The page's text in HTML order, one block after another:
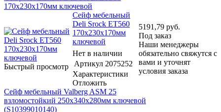
170x230x170мм ключевой
Быстрый просмотр
Сейф мебельный
Deli Srock ET560
170x230x170мм
ключевой
Нет в наличии
Артикул 2075252
Характеристики
Отложить
5191,79 руб.
Под заказ
Наши менеджеры
обязательно свяжутся с
вами и уточнят
условия заказа
Сейф мебельный Valberg ASM 25
взломостойкий 250x340x280мм ключевой
(S10399010140)